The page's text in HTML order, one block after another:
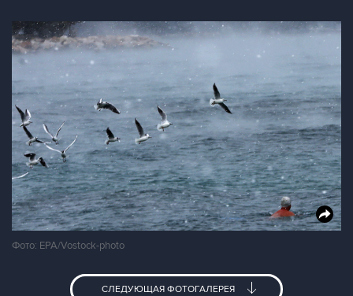
Фото: EPA/Vostock-photo
СЛЕДУЮЩАЯ ФОТОГАЛЕРЕЯ